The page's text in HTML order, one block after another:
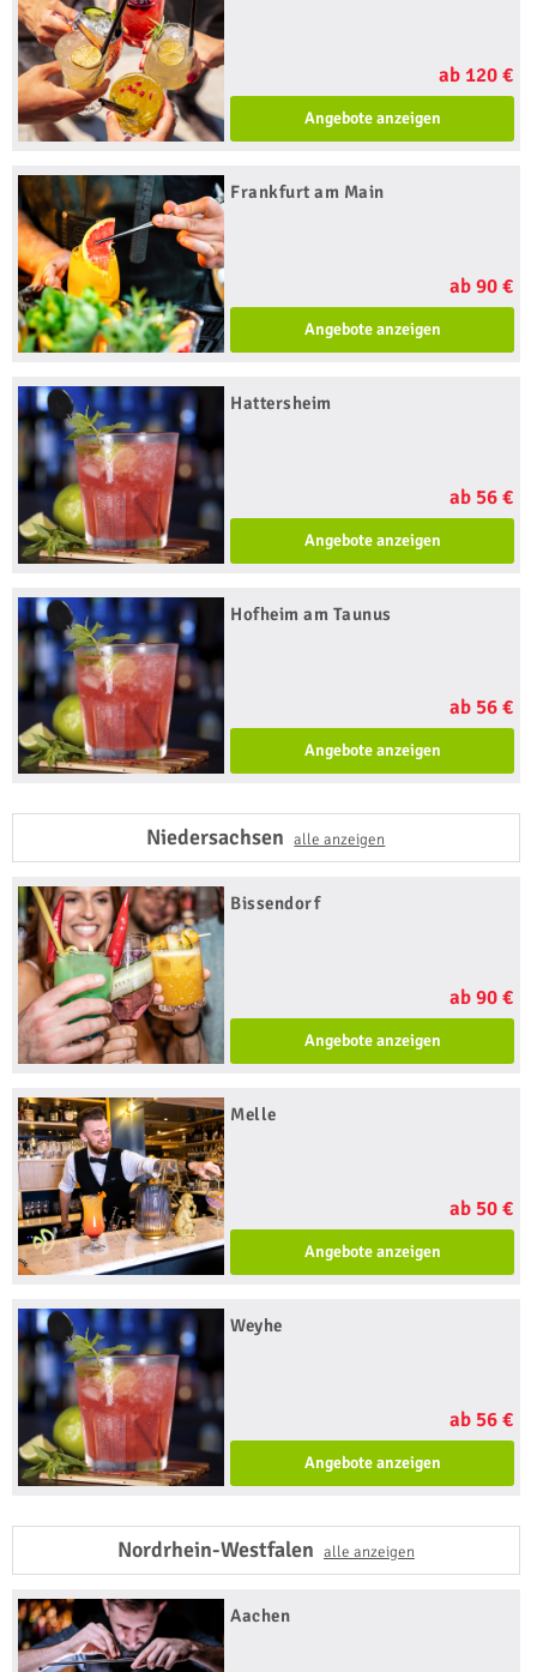
ab 120 €
Angebote anzeigen
Frankfurt am Main
ab 90 €
Angebote anzeigen
Hattersheim
ab 56 €
Angebote anzeigen
Hofheim am Taunus
ab 56 €
Angebote anzeigen
Niedersachsenalle anzeigen
Bissendorf
ab 90 €
Angebote anzeigen
Melle
ab 50 €
Angebote anzeigen
Weyhe
ab 56 €
Angebote anzeigen
Nordrhein-Westfalen alle anzeigen
Aachen